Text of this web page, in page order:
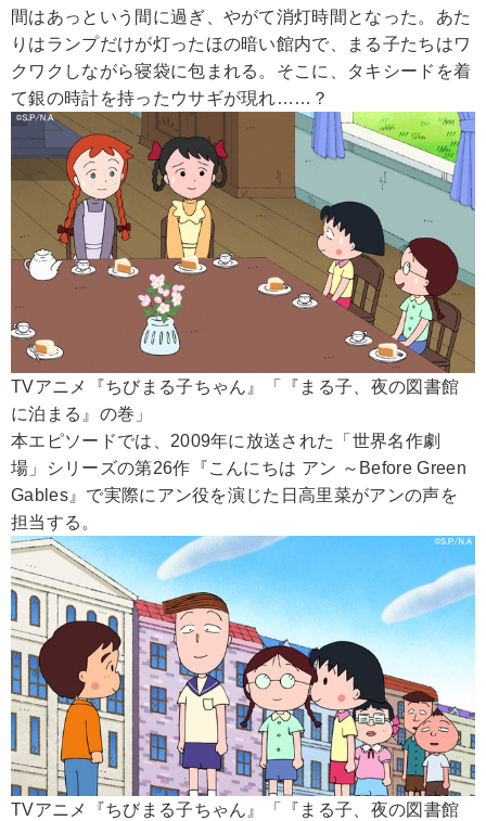
間はあっという間に過ぎ、やがて消灯時間となった。あた
りはランプだけが灯ったほの暗い館内で、まる子たちはワ
クワクしながら寝袋に包まれる。そこに、タキシードを着
て銀の時計を持ったウサギが現れ……？
TVアニメ『ちびまる子ちゃん』「『まる子、夜の図書館
に泊まる』の巻」
本エピソードでは、2009年に放送された「世界名作劇
場」シリーズの第26作『こんにちは アン ～Before Green
Gables』で実際にアン役を演じた日高里菜がアンの声を
担当する。
TVアニメ『ちびまる子ちゃん』「『まる子、夜の図書館